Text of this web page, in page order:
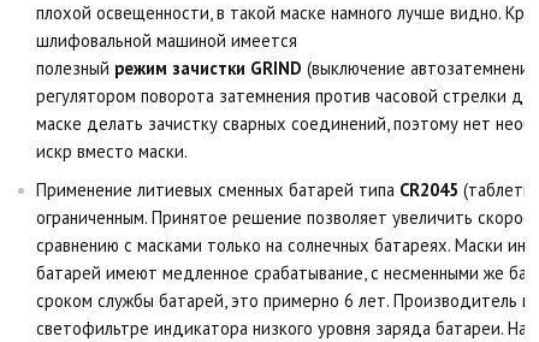
плохой освещенности, в такой маске намного лучше видно.
шлифовальной машиной имеется
полезный режим зачистки GRIND (выключение
регулятором поворота затемнения против часовой стрелки
маске делать зачистку сварных соединений, поэтому нет
искр вместо маски.
Применение литиевых сменных батарей типа CR2045
ограниченным. Принятое решение позволяет увеличить
сравнению с масками только на солнечных батареях. Маски
батарей имеют медленное срабатывание, с несменными же
сроком службы батарей, это примерно 6 лет. Производитель
светофильтре индикатора низкого уровня заряда батареи.